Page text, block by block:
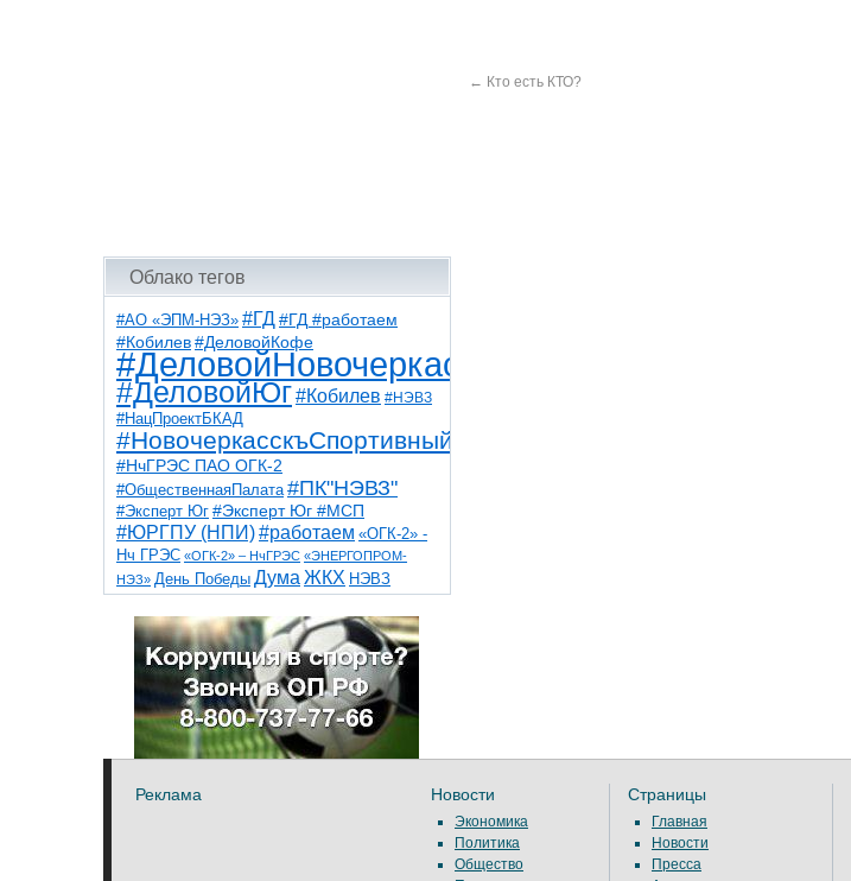
Облако тегов
#АО «ЭПМ-НЭЗ» #ГД #ГД #работаем
#Кобилев #ДеловойКофе
#ДеловойНовочеркасск
#ДеловойЮг#Кобилев #НЭВЗ
#НацПроектБКАД
#НовочеркасскъСпортивный
#НчГРЭС ПАО ОГК-2
#ОбщественнаяПалата #ПК"НЭВЗ"
#Эксперт Юг #Эксперт Юг #МСП
#ЮРГПУ (НПИ)#работаем «ОГК-2» -
Нч ГРЭС «ОГК-2» – НчГРЭС «ЭНЕРГОПРОМ-
НЭЗ» День Победы Дума ЖКХ НЭВЗ
НчГРЭС ТНТ
благоустройствоветераны выборы
детидороги казаки коррупция космос
общественная палата парк пожар роща
спорт театр транспорт художники
← Кто есть КТО?
Реклама Новости
Экономика
Политика
Общество
Страницы
Главная
Новости
Пресса